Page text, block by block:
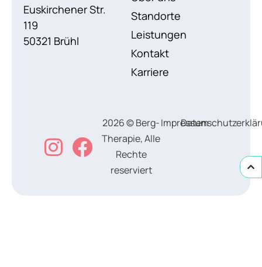
Euskirchener Str.
119
50321 Brühl
Standorte
Leistungen
Kontakt
Karriere
2026 © Berg-
Therapie, Alle
Rechte
reserviert
Impressum